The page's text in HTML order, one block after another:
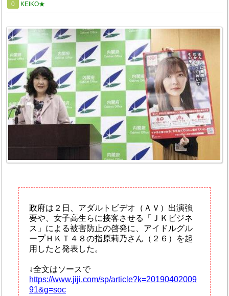
0 KEIKO★
政府は２日、アダルトビデオ（ＡＶ）出演強
要や、女子高生らに接客させる「ＪＫビジネ
ス」による被害防止の啓発に、アイドルグル
ープＨＫＴ４８の指原莉乃さん（２６）を起
用したと発表した。
↓全文はソースで
https://www.jiji.com/sp/article?k=20190402009
91&g=soc